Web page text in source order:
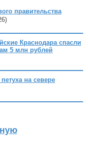
правительства
Краснодара спасли
5 млн рублей
на севере